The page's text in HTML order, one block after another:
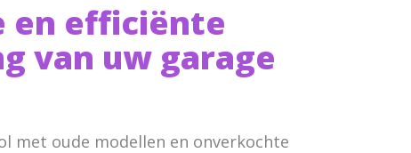
en efficiënte
van uw garage
met oude modellen en onverkochte